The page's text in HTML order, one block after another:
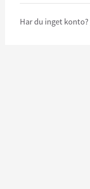
Har du inget konto?